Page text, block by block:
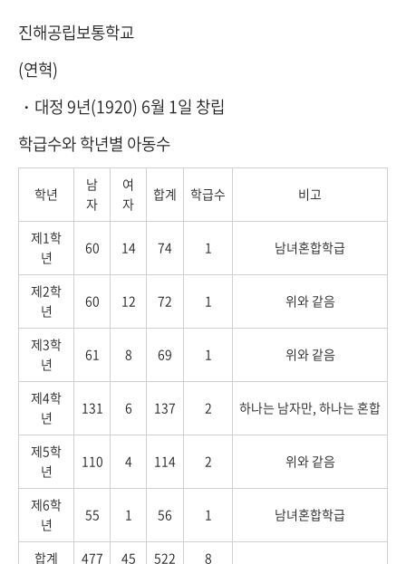
진해공립보통학교
(연혁)
・대정 9년(1920) 6월 1일 창립
학급수와 학년별 아동수
학년
남
자
여
자
합계 학급수 비고
제1학
년
60 14 74 1 남녀혼합학급
제2학
년
60 12 72 1 위와 같음
제3학
년
61 8 69 1 위와 같음
제4학
년
131 6 137 2 하나는 남자만, 하나는 혼합
제5학
년
110 4 114 2 위와 같음
제6학
년
55 1 56 1 남녀혼합학급
합계 477 45 522 8